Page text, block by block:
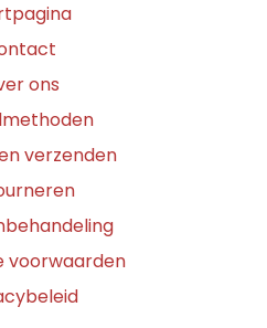
ons
verzenden
voorwaarden